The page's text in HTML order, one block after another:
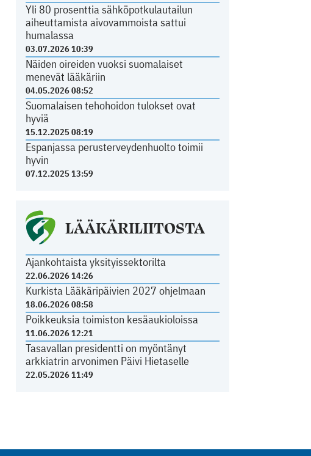
Yli 80 prosenttia sähköpotkulautailun
aiheuttamista aivovammoista sattui
humalassa
03.07.2026 10:39
Näiden oireiden vuoksi suomalaiset
menevät lääkäriin
04.05.2026 08:52
Suomalaisen tehohoidon tulokset ovat
hyviä
15.12.2025 08:19
Espanjassa perusterveydenhuolto toimii
hyvin
07.12.2025 13:59
LÄÄKÄRILIITOSTA
Ajankohtaista yksityissektorilta
22.06.2026 14:26
Kurkista Lääkäripäivien 2027 ohjelmaan
18.06.2026 08:58
Poikkeuksia toimiston kesäaukioloissa
11.06.2026 12:21
Tasavallan presidentti on myöntänyt
arkkiatrin arvonimen Päivi Hietaselle
22.05.2026 11:49